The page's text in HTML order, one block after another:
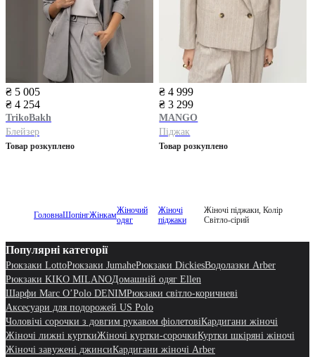
₴ 5 005
₴ 4 254
TrikoBakh
Блейзер
Товар розкуплено
₴ 4 999
₴ 3 299
MANGO
Піджак
Товар розкуплено
ГоловнаШопінгЖінкамЖіночий
одяг
Жіночі
піджаки
Жіночі піджаки, Колір
Світло-сірий
Популярні категорії
Рюкзаки LottoРюкзаки JumaheРюкзаки DickiesВодолазки Arber
Рюкзаки KIKO MILANOДомашній одяг Ellen
Шарфи Marc O’Polo DENIMРюкзаки світло-коричневі
Аксесуари для подорожей US Polo
Чоловічі сорочки з довгим рукавом фіолетовіКардигани жіночі
Жіночі лижні курткиЖіночі куртки-сорочкиКуртки шкіряні жіночі
Жіночі завужені джинсиКардигани жіночі Arber